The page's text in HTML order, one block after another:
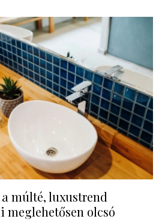
a múlté, luxustrend
meglehetősen olcsó